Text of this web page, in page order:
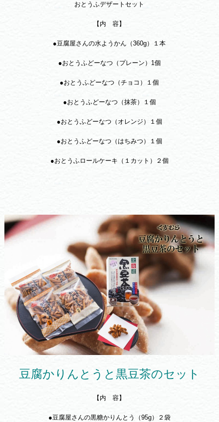
おとうふデザートセット
【内 容】
●豆腐屋さんの水ようかん（360g）１本
●おとうふどーなつ（プレーン）1個
●おとうふどーなつ（チョコ）１個
●おとうふどーなつ（抹茶）１個
●おとうふどーなつ（オレンジ）１個
●おとうふどーなつ（はちみつ）１個
●おとうふロールケーキ（１カット）２個
豆腐かりんとうと黒豆茶のセット
【内 容】
●豆腐屋さんの黒糖かりんとう（95g）２袋